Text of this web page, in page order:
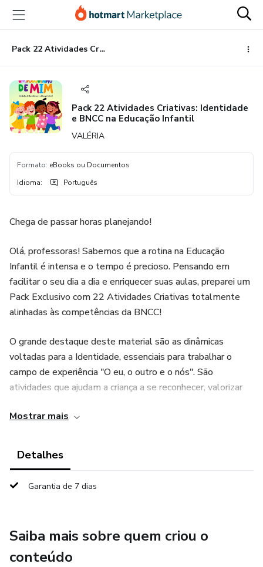
para
conteúdo
principal
para
pagamento
para
rodapé
Pack 22 Atividades Criativas: Identidade e BNCC na Educação Infantil
Pack 22 Atividades Criativas: Identidade
e BNCC na Educação Infantil
VALÉRIA
Formato: eBooks ou Documentos
Idioma: Português
Chega de passar horas planejando!
Olá, professoras! Sabemos que a rotina na Educação
Infantil é intensa e o tempo é precioso. Pensando em
facilitar o seu dia a dia e enriquecer suas aulas, preparei um
Pack Exclusivo com 22 Atividades Criativas totalmente
alinhadas às competências da BNCC!
O grande destaque deste material são as dinâmicas
voltadas para a Identidade, essenciais para trabalhar o
campo de experiência "O eu, o outro e o nós". São
atividades que ajudam a criança a se reconhecer, valorizar
lugar no mundo de forma lúdica e afetiva.
✅ Alinhamento total com as habilidades da BNCC.
Mostrar mais
Detalhes
Garantia de 7 dias
Saiba mais sobre quem criou o
conteúdo